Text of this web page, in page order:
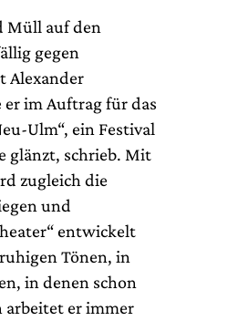
Müll auf den
gegen
Alexander
er im Auftrag für das
Ulm“, ein Festival
glänzt, schrieb. Mit
zugleich die
und
entwickelt
Tönen, in
in denen schon
arbeitet er immer